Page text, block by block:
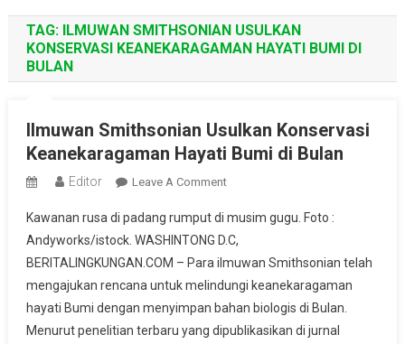
TAG: ILMUWAN SMITHSONIAN USULKAN
KONSERVASI KEANEKARAGAMAN HAYATI BUMI DI
BULAN
Ilmuwan Smithsonian Usulkan Konservasi
Keanekaragaman Hayati Bumi di Bulan
Editor Leave A CommentOn
Smithsonian
Usulkan
Konservasi
Keanekaragaman
Hayati
Bumi
Kawanan rusa di padang rumput di musim gugu. Foto :
Andyworks/istock. WASHINTONG D.C,
BERITALINGKUNGAN.COM – Para ilmuwan Smithsonian telah
mengajukan rencana untuk melindungi keanekaragaman
hayati Bumi dengan menyimpan bahan biologis di Bulan.
Menurut penelitian terbaru yang dipublikasikan di jurnal